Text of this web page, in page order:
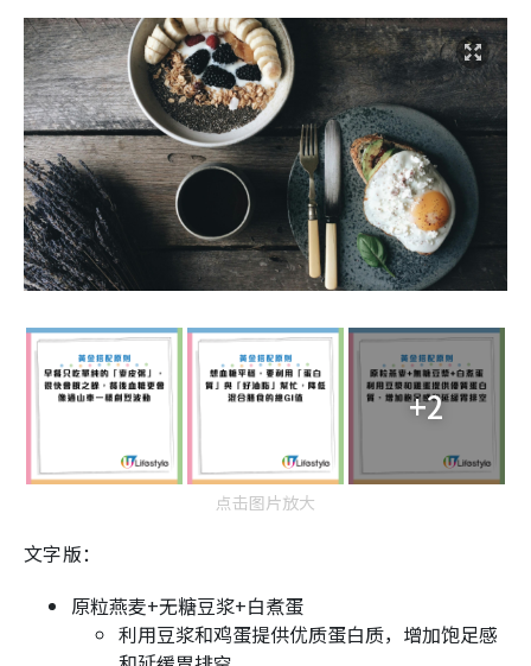
+2
点击图片放大
文字版：
原粒燕麦+无糖豆浆+白煮蛋
利用豆浆和鸡蛋提供优质蛋白质，增加饱足感